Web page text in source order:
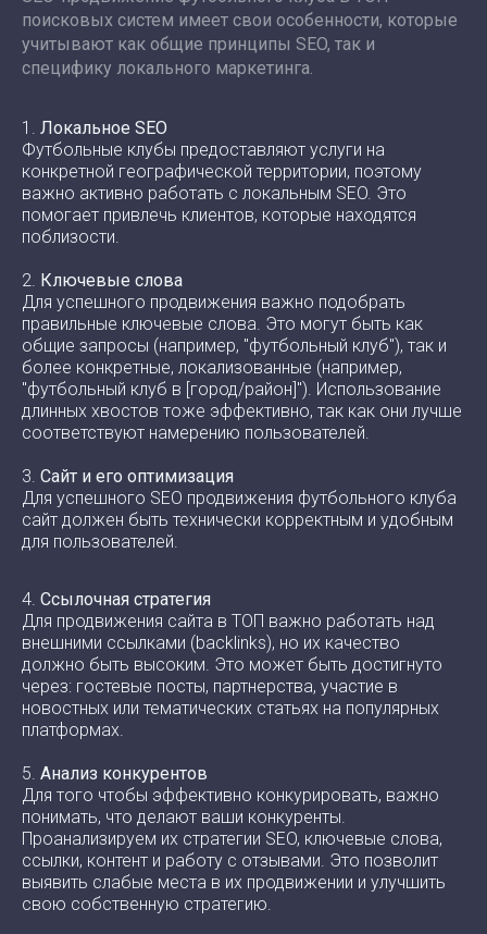
поисковых систем имеет свои особенности, которые
учитывают как общие принципы SEO, так и
специфику локального маркетинга.
1. Локальное SEO
Футбольные клубы предоставляют услуги на
конкретной географической территории, поэтому
важно активно работать с локальным SEO. Это
помогает привлечь клиентов, которые находятся
поблизости.
2. Ключевые слова
Для успешного продвижения важно подобрать
правильные ключевые слова. Это могут быть как
общие запросы (например, "футбольный клуб"), так и
более конкретные, локализованные (например,
"футбольный клуб в [город/район]"). Использование
длинных хвостов тоже эффективно, так как они лучше
соответствуют намерению пользователей.
3. Сайт и его оптимизация
Для успешного SEO продвижения футбольного клуба
сайт должен быть технически корректным и удобным
для пользователей.
4. Ссылочная стратегия
Для продвижения сайта в ТОП важно работать над
внешними ссылками (backlinks), но их качество
должно быть высоким. Это может быть достигнуто
через: гостевые посты, партнерства, участие в
новостных или тематических статьях на популярных
платформах.
5. Анализ конкурентов
Для того чтобы эффективно конкурировать, важно
понимать, что делают ваши конкуренты.
Проанализируем их стратегии SEO, ключевые слова,
ссылки, контент и работу с отзывами. Это позволит
выявить слабые места в их продвижении и улучшить
свою собственную стратегию.